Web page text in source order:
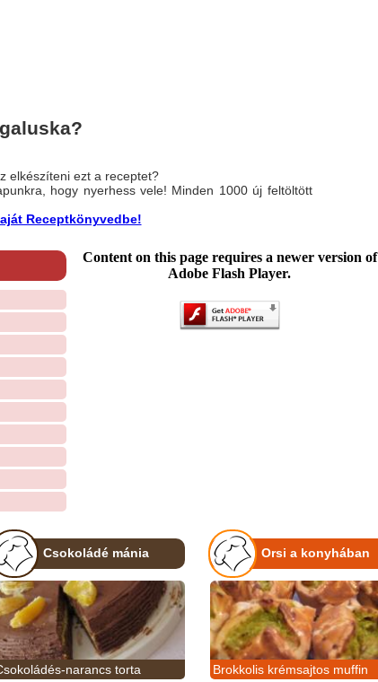
elkészíteni ezt a receptet?
hogy nyerhess vele! Minden 1000 új feltöltött
Receptkönyvedbe!
Content on this page requires a newer version of
Adobe Flash Player.
Csokoládé mánia
narancs torta
Orsi a konyhában
Brokkolis krémsajtos muffin